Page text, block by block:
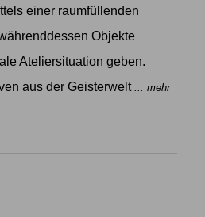
einer raumfüllenden
Objekte
Ateliersituation geben.
aus der Geisterwelt ... mehr